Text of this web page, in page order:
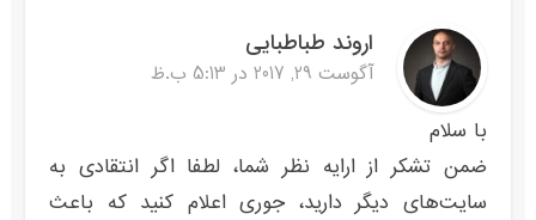
اروند طباطبایی
آگوست 29, 2017 در 5:13 ب.ظ
با سلام
ضمن تشکر از ارایه نظر شما، لطفا اگر انتقادی به
سایت‌های دیگر دارید، جوری اعلام کنید که باعث